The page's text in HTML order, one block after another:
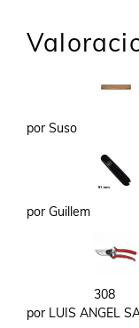
por Suso
por Guillem
308
por LUIS ANGEL